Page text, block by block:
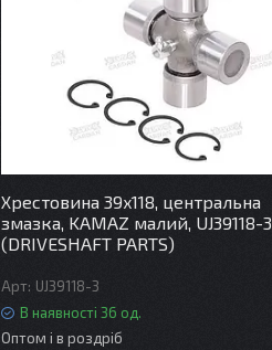
Хрестовина 39x118, центральна
змазка, KAMAZ малий, UJ39118-3
(DRIVESHAFT PARTS)
UJ39118-3
В наявності 36 од.
Оптом і в роздріб